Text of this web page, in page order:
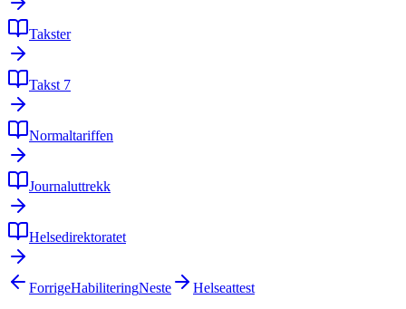
Takster
Takst 7
Normaltariffen
Journaluttrekk
Helsedirektoratet
ForrigeHabiliteringNeste
Helseattest